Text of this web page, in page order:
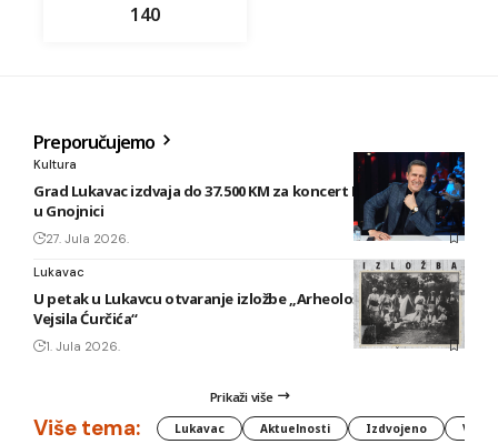
140
Preporučujemo
Kultura
Grad Lukavac izdvaja do 37.500 KM za koncert Enesa Begovića
u Gnojnici
27. Jula 2026.
Lukavac
U petak u Lukavcu otvaranje izložbe „Arheološki foto tragovi
Vejsila Ćurčića“
1. Jula 2026.
Prikaži više
Više tema: Lukavac Aktuelnosti Izdvojeno